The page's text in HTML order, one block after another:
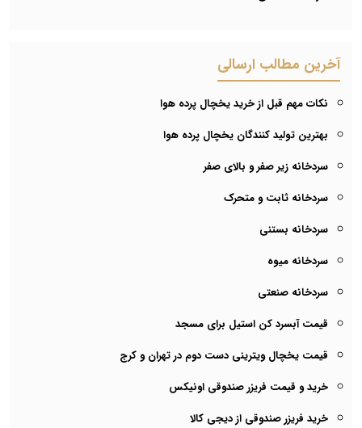
آخرین مطالب ارسالی
نکات مهم قبل از خرید یخچال پرده هوا
بهترین تولید کنندگان یخچال پرده هوا
سردخانه زیر صفر و بالای صفر
سردخانه ثابت و متحرک
سردخانه بستنی
سردخانه میوه
سردخانه صنعتی
قیمت آبسرد کن استیل برای مسجد
قیمت یخچال ویترینی دست دوم در تهران و کرج
خرید و قیمت فریزر صندوقی اونیکس
خرید فریزر صندوقی از دیجی کالا